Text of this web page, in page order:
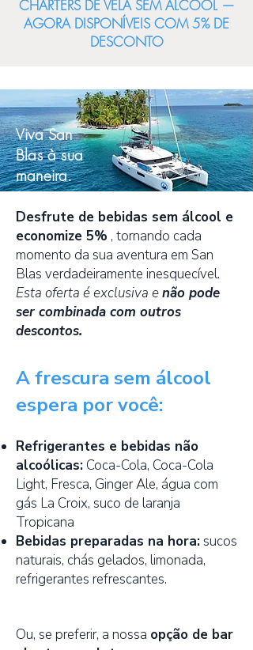
CHARTERS DE VELA SEM ÁLCOOL —
AGORA DISPONÍVEIS COM 5% DE
DESCONTO
Viva San
Blas à sua
maneira.
Desfrute de bebidas sem álcool e
economize 5% , tornando cada
momento da sua aventura em San
Blas verdadeiramente inesquecível.
Esta oferta é exclusiva enão pode
ser combinada com outros
descontos.
A frescura sem álcool
espera por você:
Refrigerantes e bebidas não
alcoólicas: Coca-Cola, Coca-Cola
Light, Fresca, Ginger Ale, água com
gás La Croix, suco de laranja
Tropicana
Bebidas preparadas na hora:sucos
naturais, chás gelados, limonada,
refrigerantes refrescantes.
Ou, se preferir, a nossa opção de bar